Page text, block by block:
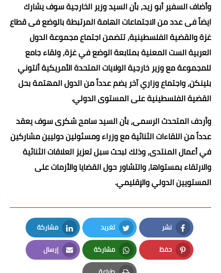
وأضاف السفير أبو زيد، بأن السيد وزير الخارجية سوف يشارك
ايضاً فى عدد من الاجتماعات الهامة المرتبطة بالوضع فى قطاع
غزة والقضية الفلسطينية، تتضمن اجتماع مجموعة الدول
العربية الست المعنية بمتابعة الوضع في غزة، ولقاء جامع
للمجموعة مع وزير خارجية الولايات المتحدة الأمريكية أنتوني
بلينكن، واجتماع وزاري آخر يضم عدداً من الدول المهتمة بحل
القضية الفلسطينية على المستوى الدولي.
وأردف المتحدث الرسمى، بأن السيد سامح شكرى سوف يعقد
عدداً من اللقاءات الثنائية مع وزراء ومسئولين دوليين مشاركين
في أعمال المنتدى، وذلك لبحث سبل تعزيز العلاقات الثنائية
والارتقاء بمستواها، والتشاور حول القضايا والأزمات على
المستويين الدولي والإقليمي.
نشر
Facebook
تغريد
Twitter
مشاركة
LinkedIn
حفظ
Pinterest
مشاركة
Whatsapp
إرسال
Email